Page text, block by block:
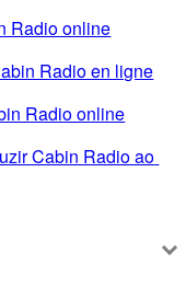
Radio online
Radio en ligne
Radio online
Cabin Radio ao